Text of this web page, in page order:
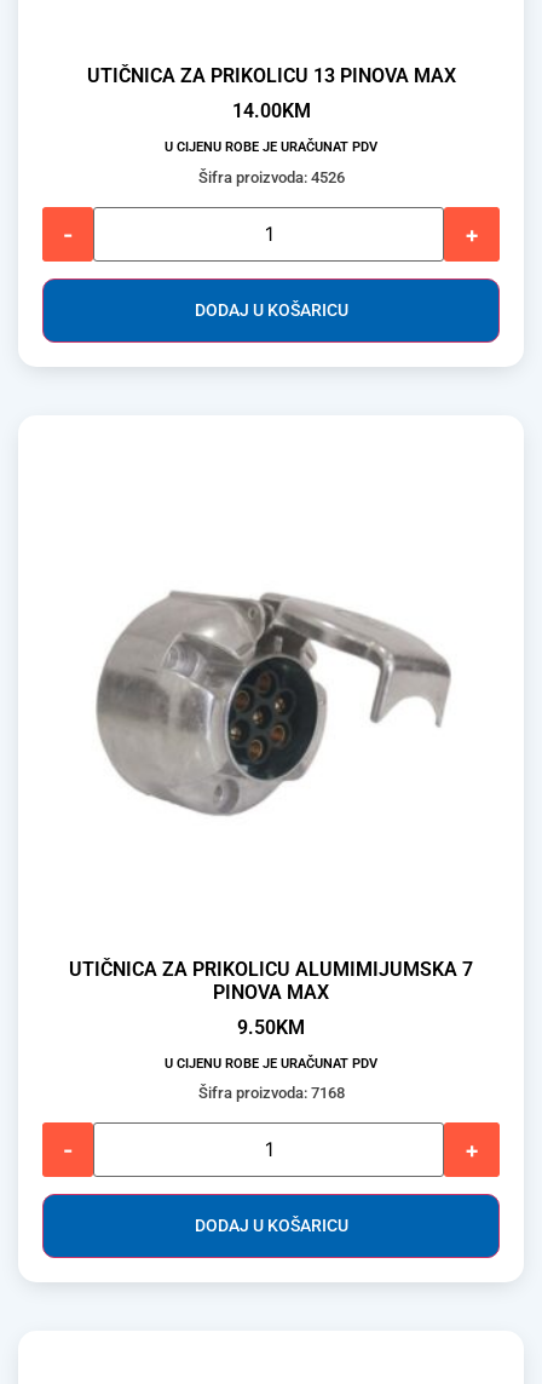
UTIČNICA ZA PRIKOLICU 13 PINOVA MAX
14.00KM
U CIJENU ROBE JE URAČUNAT PDV
Šifra proizvoda: 4526
- +
DODAJ U KOŠARICU
UTIČNICA ZA PRIKOLICU ALUMIMIJUMSKA 7
PINOVA MAX
9.50KM
U CIJENU ROBE JE URAČUNAT PDV
Šifra proizvoda: 7168
- +
DODAJ U KOŠARICU